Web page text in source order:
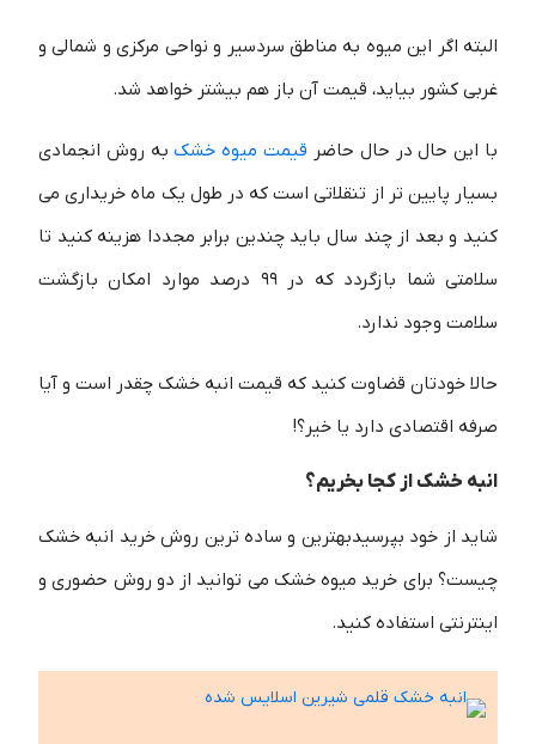
البته اگر این میوه به مناطق سردسیر و نواحی مرکزی و شمالی و
غربی کشور بیاید، قیمت آن باز هم بیشتر خواهد شد.
با این حال در حال حاضر قیمت میوه خشک به روش انجمادی
بسیار پایین تر از تنقلاتی است که در طول یک ماه خریداری می
کنید و بعد از چند سال باید چندین برابر مجددا هزینه کنید تا
سلامتی شما بازگردد که در 99 درصد موارد امکان بازگشت
سلامت وجود ندارد.
حالا خودتان قضاوت کنید که قیمت انبه خشک چقدر است و آیا
صرفه اقتصادی دارد یا خیر؟!
انبه خشک از کجا بخریم؟
شاید از خود بپرسیدبهترین و ساده ترین روش خرید انبه خشک
چیست؟ برای خرید میوه خشک می توانید از دو روش حضوری و
اینترنتی استفاده کنید.